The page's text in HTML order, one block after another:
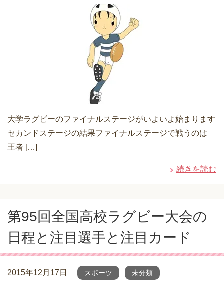
大学ラグビーのファイナルステージがいよいよ始まります
セカンドステージの結果ファイナルステージで戦うのは
王者 […]
続きを読む
第95回全国高校ラグビー大会の
日程と注目選手と注目カード
2015年12月17日 スポーツ 未分類